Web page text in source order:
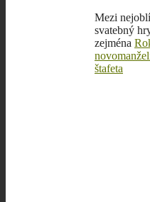
Mezi
svatebný
zejména
štafeta